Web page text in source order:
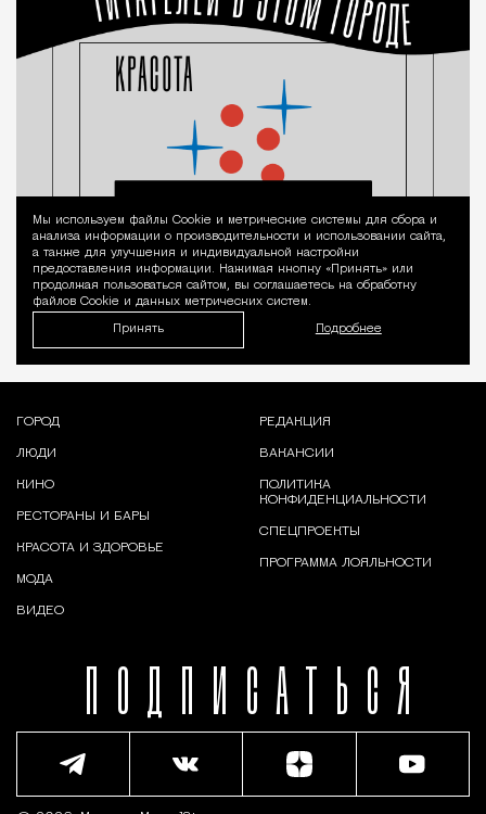
Уведомление
Мы используем файлы Сookie и метрические системы для сбора и
анализа информации о производительности и использовании сайта,
а также для улучшения и индивидуальной настройки
предоставления информации. Нажимая кнопку «Принять» или
продолжая пользоваться сайтом, вы соглашаетесь на обработку
файлов Cookie и данных метрических систем.
Принять Подробнее
ПОДПИСАТЬСЯ
ГОРОД
ЛЮДИ
КИНО
РЕСТОРАНЫ И БАРЫ
КРАСОТА И ЗДОРОВЬЕ
МОДА
ВИДЕО
РЕДАКЦИЯ
ВАКАНСИИ
ПОЛИТИКА
КОНФИДЕНЦИАЛЬНОСТИ
СПЕЦПРОЕКТЫ
ПРОГРАММА ЛОЯЛЬНОСТИ